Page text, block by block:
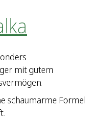
mit gutem
schaumarme Formel